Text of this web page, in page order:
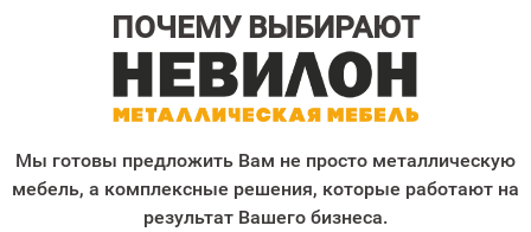
ПОЧЕМУ ВЫБИРАЮТ
Мы готовы предложить Вам не просто металлическую
мебель, а комплексные решения, которые работают на
результат Вашего бизнеса.